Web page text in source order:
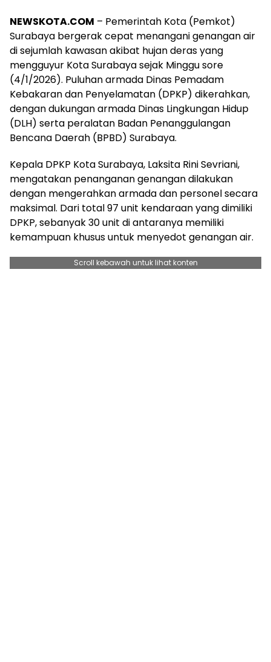
NEWSKOTA.COM – Pemerintah Kota (Pemkot)
Surabaya bergerak cepat menangani genangan air
di sejumlah kawasan akibat hujan deras yang
mengguyur Kota Surabaya sejak Minggu sore
(4/1/2026). Puluhan armada Dinas Pemadam
Kebakaran dan Penyelamatan (DPKP) dikerahkan,
dengan dukungan armada Dinas Lingkungan Hidup
(DLH) serta peralatan Badan Penanggulangan
Bencana Daerah (BPBD) Surabaya.
Kepala DPKP Kota Surabaya, Laksita Rini Sevriani,
mengatakan penanganan genangan dilakukan
dengan mengerahkan armada dan personel secara
maksimal. Dari total 97 unit kendaraan yang dimiliki
DPKP, sebanyak 30 unit di antaranya memiliki
kemampuan khusus untuk menyedot genangan air.
Scroll kebawah untuk lihat konten